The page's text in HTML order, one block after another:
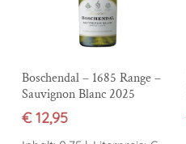
In den Warenkorb
Boschendal – 1685 Range –
Sauvignon Blanc 2025
€12,95